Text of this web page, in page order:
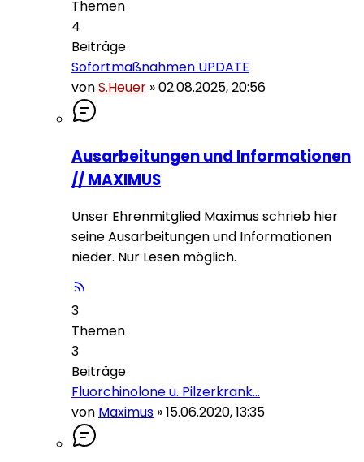
Themen
4
Beiträge
Sofortmaßnahmen UPDATE
vonS.Heuer »02.08.2025, 20:56
Ausarbeitungen und Informationen
// MAXIMUS
Unser Ehrenmitglied Maximus schrieb hier
seine Ausarbeitungen und Informationen
nieder. Nur Lesen möglich.
3
Themen
3
Beiträge
Fluorchinolone u. Pilzerkrank…
von Maximus »15.06.2020, 13:35